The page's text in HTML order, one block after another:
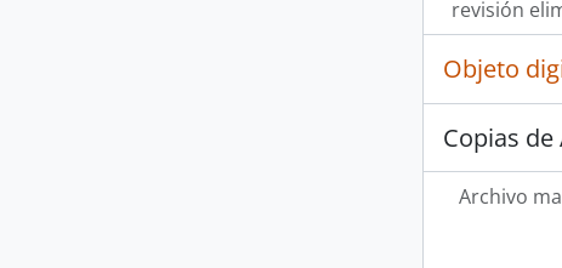
revisión
Objeto
Copias de
Archivo